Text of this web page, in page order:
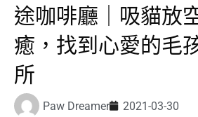
途咖啡廳｜吸貓放
癒，找到心愛的毛
所
Paw Dreamer 2021-03-30